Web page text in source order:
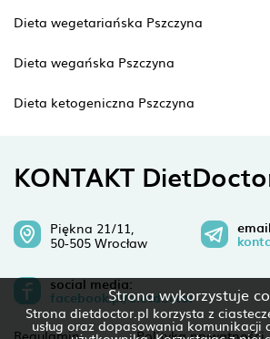
Strona wykorzystuje
Strona dietdoctor.pl korzysta z
usług oraz dopasowania komunikacji
Dieta wegetariańska Pszczyna
Dieta wegańska Pszczyna
Dieta ketogeniczna Pszczyna
KONTAKT
Piękna 21/11,
50-505 Wrocław
social media:
facebook.pl/dietdoctor
Regulamin Polityka prywatności